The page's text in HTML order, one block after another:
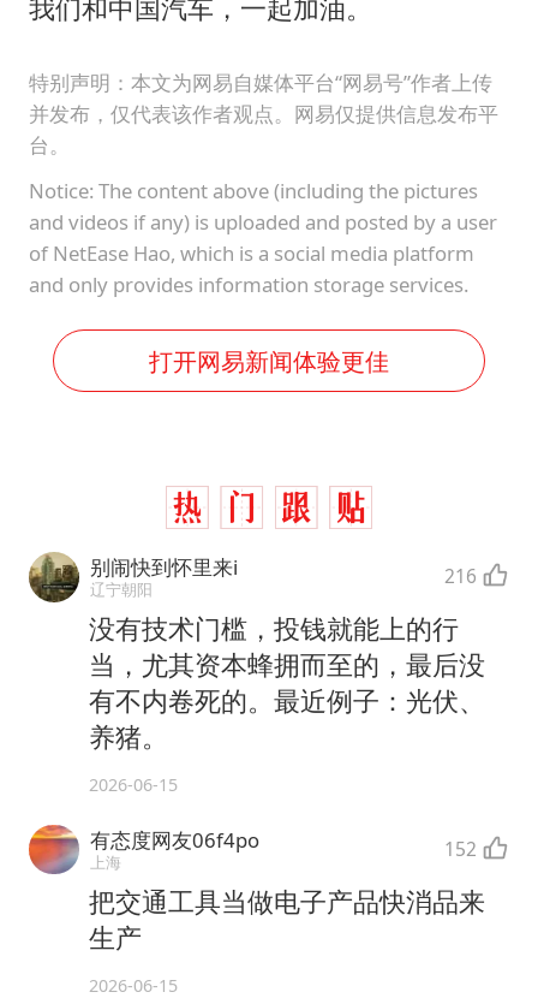
我们和中国汽车，一起加油。
特别声明：本文为网易自媒体平台“网易号”作者上传
并发布，仅代表该作者观点。网易仅提供信息发布平
台。
Notice: The content above (including the pictures
and videos if any) is uploaded and posted by a user
of NetEase Hao, which is a social media platform
and only provides information storage services.
打开网易新闻体验更佳
别闹快到怀里来i
辽宁朝阳 216
没有技术门槛，投钱就能上的行
当，尤其资本蜂拥而至的，最后没
有不内卷死的。最近例子：光伏、
养猪。
2026-06-15
有态度网友06f4po
上海 152
把交通工具当做电子产品快消品来
生产
2026-06-15